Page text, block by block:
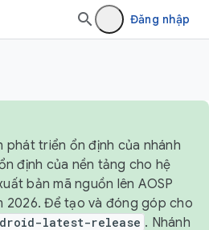
Đăng nhập
phát triển ổn định của nhánh
định của nền tảng cho hệ
bản mã nguồn lên AOSP
2026. Để tạo và đóng góp cho
latest-release . Nhánh